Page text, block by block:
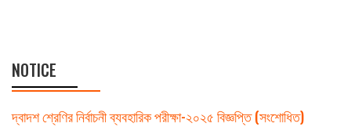
NOTICE
দ্বাদশ শ্রেণির নির্বাচনী ব্যবহারিক পরীক্ষা-২০২৫ বিজ্ঞপ্তি (সংশোধিত)